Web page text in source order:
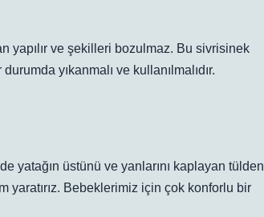
yapılır ve şekilleri bozulmaz. Bu sivrisinek
yıkanmalı ve kullanılmalıdır.
yatağın üstünü ve yanlarını kaplayan tülden
yaratırız. Bebeklerimiz için çok konforlu bir